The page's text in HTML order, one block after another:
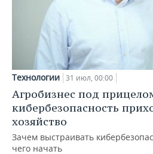
Технологии 31 июл, 00:00
Агробизнес под
кибербезопасность
хозяйство
Зачем выстраивать
чего начать